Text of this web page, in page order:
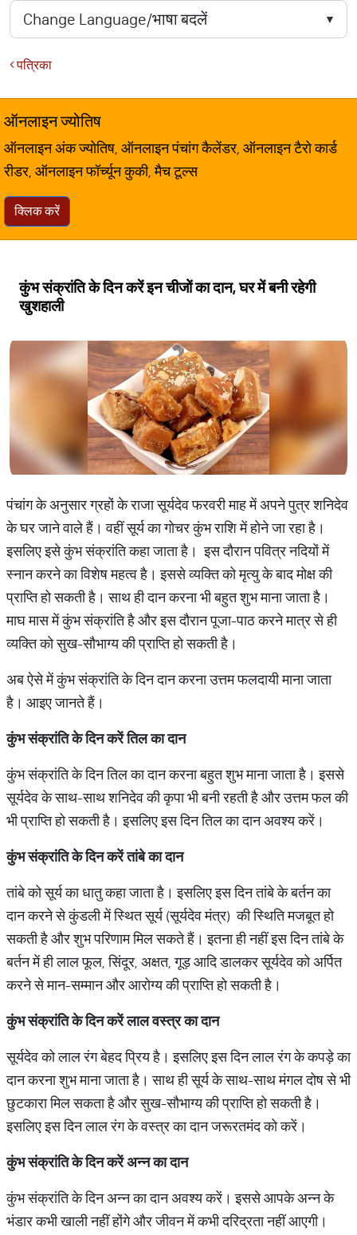
पत्रिका
ऑनलाइन ज्योतिष
ऑनलाइन अंक ज्योतिष, ऑनलाइन पंचांग कैलेंडर, ऑनलाइन टैरो कार्ड
रीडर, ऑनलाइन फॉर्च्यून कुकी, मैच टूल्स
क्लिक करें
कुंभ संक्रांति के दिन करें इन चीजों का दान, घर में बनी रहेगी
खुशहाली
पंचांग के अनुसार ग्रहों के राजा सूर्यदेव फरवरी माह में अपने पुत्र शनिदेव
के घर जाने वाले हैं। वहीं सूर्य का गोचर कुंभ राशि में होने जा रहा है।
इसलिए इसे कुंभ संक्रांति कहा जाता है। इस दौरान पवित्र नदियों में
स्नान करने का विशेष महत्व है। इससे व्यक्ति को मृत्यु के बाद मोक्ष की
प्राप्ति हो सकती है। साथ ही दान करना भी बहुत शुभ माना जाता है।
माघ मास में कुंभ संक्रांति है और इस दौरान पूजा-पाठ करने मात्र से ही
व्यक्ति को सुख-सौभाग्य की प्राप्ति हो सकती है।
अब ऐसे में कुंभ संक्रांति के दिन दान करना उत्तम फलदायी माना जाता
है। आइए जानते हैं।
कुंभ संक्रांति के दिन करें तिल का दान
कुंभ संक्रांति के दिन तिल का दान करना बहुत शुभ माना जाता है। इससे
सूर्यदेव के साथ-साथ शनिदेव की कृपा भी बनी रहती है और उत्तम फल की
भी प्राप्ति हो सकती है। इसलिए इस दिन तिल का दान अवश्य करें।
कुंभ संक्रांति के दिन करें तांबे का दान
तांबे को सूर्य का धातु कहा जाता है। इसलिए इस दिन तांबे के बर्तन का
दान करने से कुंडली में स्थित सूर्य (सूर्यदेव मंत्र) की स्थिति मजबूत हो
सकती है और शुभ परिणाम मिल सकते हैं। इतना ही नहीं इस दिन तांबे के
बर्तन में ही लाल फूल, सिंदूर, अक्षत, गूड़ आदि डालकर सूर्यदेव को अर्पित
करने से मान-सम्मान और आरोग्य की प्राप्ति हो सकती है।
कुंभ संक्रांति के दिन करें लाल वस्त्र का दान
सूर्यदेव को लाल रंग बेहद प्रिय है। इसलिए इस दिन लाल रंग के कपड़े का
दान करना शुभ माना जाता है। साथ ही सूर्य के साथ-साथ मंगल दोष से भी
छुटकारा मिल सकता है और सुख-सौभाग्य की प्राप्ति हो सकती है।
इसलिए इस दिन लाल रंग के वस्त्र का दान जरूरतमंद को करें।
कुंभ संक्रांति के दिन करें अन्न का दान
कुंभ संक्रांति के दिन अन्न का दान अवश्य करें। इससे आपके अन्न के
भंडार कभी खाली नहीं होंगे और जीवन में कभी दरिद्रता नहीं आएगी।